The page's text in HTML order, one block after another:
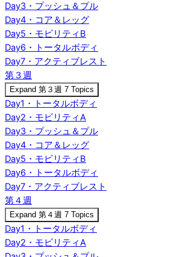
Day3・プッシュ＆プル
Day4・コア＆レッグ
Day5・モビリティB
Day6・トータルボディ
Day7・アクティブレスト
第３週
Expand 第３週 7 Topics
Day1・トータルボディ
Day2・モビリティA
Day3・プッシュ＆プル
Day4・コア＆レッグ
Day5・モビリティB
Day6・トータルボディ
Day7・アクティブレスト
第４週
Expand 第４週 7 Topics
Day1・トータルボディ
Day2・モビリティA